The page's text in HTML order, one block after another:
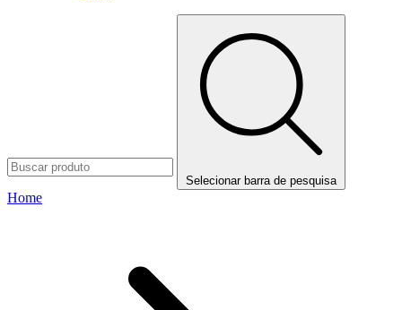
Selecionar barra de pesquisa
Home